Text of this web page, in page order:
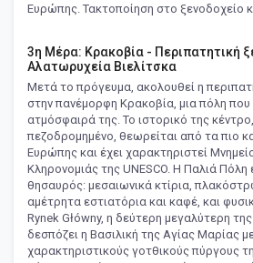
Ευρώπης. Τακτοποίηση στο ξενοδοχείο
3η Μέρα: Κρακοβία - Περιπατητική
Αλατωρυχεία Βιελίτσκα
Μετά το πρόγευμα, ακολουθεί η
στην πανέμορφη Κρακοβία, μια πόλη που
ατμόσφαιρά της. Το ιστορικό της
πεζοδρομημένο, θεωρείται από τα πιο
Ευρώπης και έχει χαρακτηριστεί
Κληρονομιάς της UNESCO. Η Παλιά Πόλη
θησαυρός: μεσαιωνικά κτίρια,
αμέτρητα εστιατόρια και καφέ, και
Rynek Główny, η δεύτερη μεγαλύτερη
δεσπόζει η Βασιλική της Αγίας Μαρίας
χαρακτηριστικούς γοτθικούς πύργους